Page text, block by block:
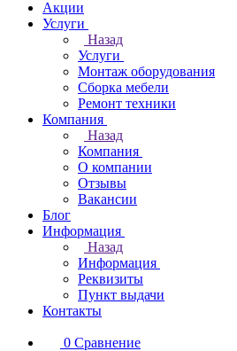
Акции
Услуги
Назад
Услуги
Монтаж оборудования
Сборка мебели
Ремонт техники
Компания
Назад
Компания
О компании
Отзывы
Вакансии
Блог
Информация
Назад
Информация
Реквизиты
Пункт выдачи
Контакты
0 Сравнение